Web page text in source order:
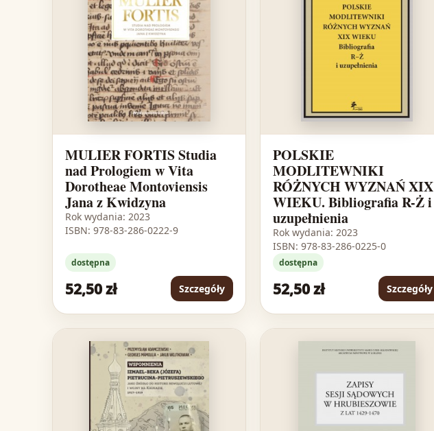
MULIER FORTIS Studia
nad Prologiem w Vita
Dorotheae Montoviensis
Jana z Kwidzyna
Rok wydania: 2023
ISBN: 978-83-286-0222-9
dostępna
52,50 zł Szczegóły
POLSKIE
MODLITEWNIKI
RÓŻNYCH WYZNAŃ XIX
WIEKU. Bibliografia R-Ż i
uzupełnienia
Rok wydania: 2023
ISBN: 978-83-286-0225-0
dostępna
52,50 zł Szczegóły